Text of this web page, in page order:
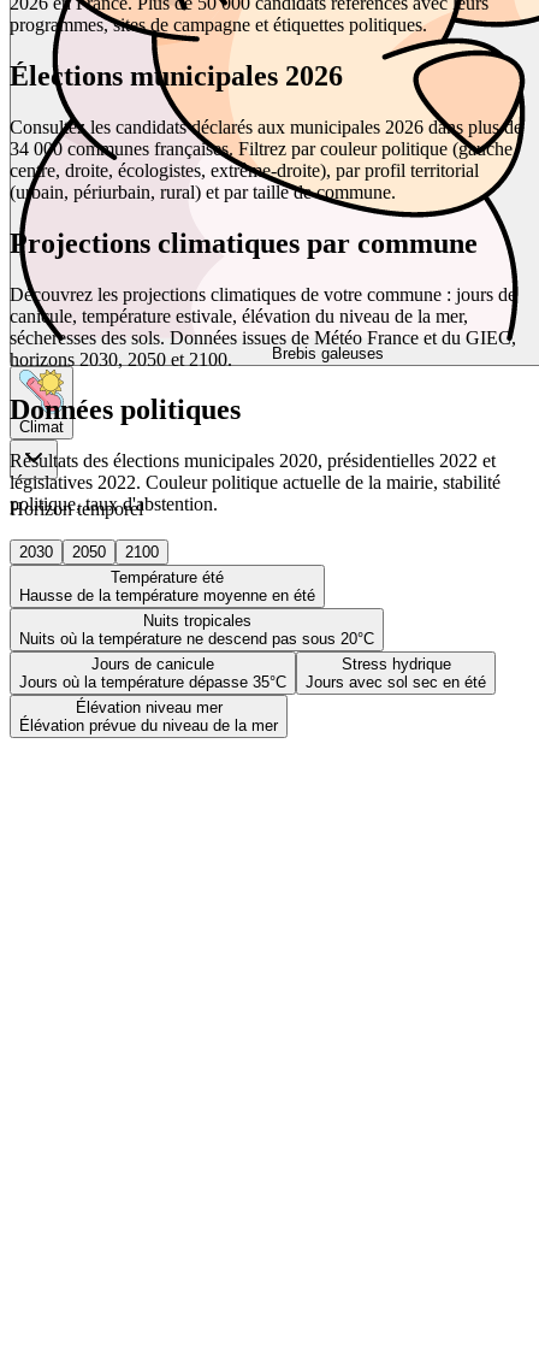
Brebis galeuses
Climat
Horizon temporel
2030 2050
2100
Température été
Hausse de la température moyenne en été
Nuits tropicales
Nuits où la température ne descend pas sous 20°C
Jours de canicule
Jours où la température dépasse 35°C
Stress hydrique
Jours avec sol sec en été
Élévation niveau mer
Élévation prévue du niveau de la mer
programmes, sites de campagne et étiquettes politiques.
Élections municipales 2026
Consultez les candidats déclarés aux municipales 2026 dans plus de
34 000 communes françaises. Filtrez par couleur politique (gauche,
centre, droite, écologistes, extrême-droite), par profil territorial
(urbain, périurbain, rural) et par taille de commune.
Projections climatiques par commune
Découvrez les projections climatiques de votre commune : jours de
canicule, température estivale, élévation du niveau de la mer,
sécheresses des sols. Données issues de Météo France et du GIEC,
horizons 2030, 2050 et 2100.
Données politiques
Résultats des élections municipales 2020, présidentielles 2022 et
législatives 2022. Couleur politique actuelle de la mairie, stabilité
politique, taux d'abstention.